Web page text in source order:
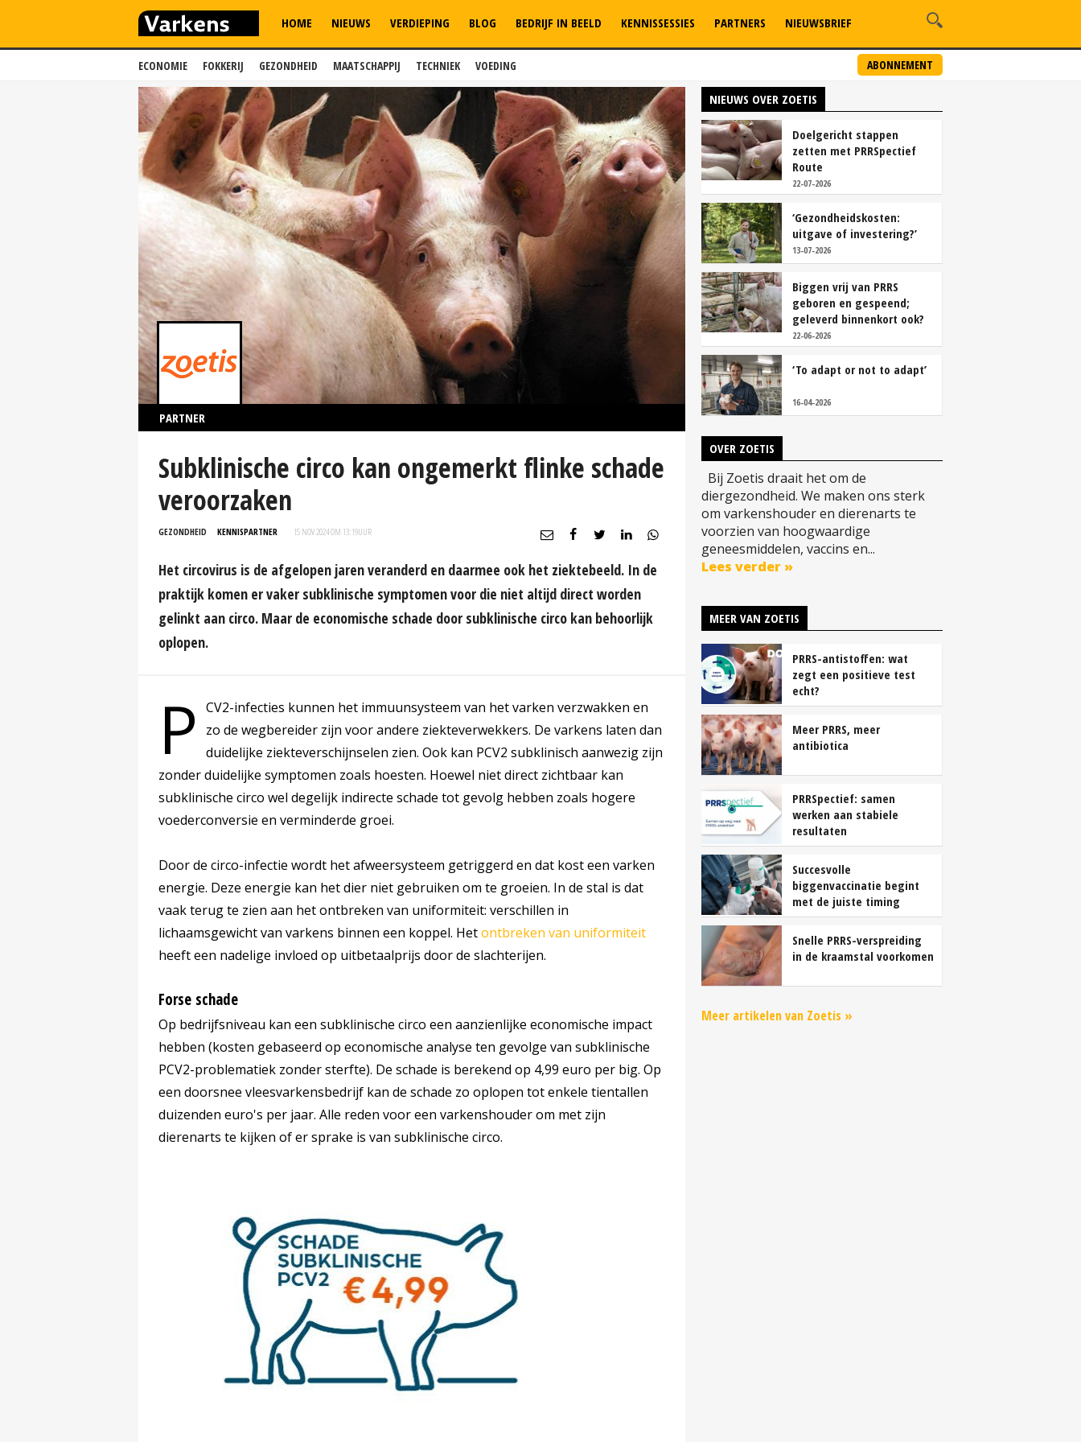
ECONOMIE FOKKERIJ GEZONDHEID MAATSCHAPPIJ TECHNIEK VOEDING ABONNEMENT
HOME NIEUWS VERDIEPING BLOG BEDRIJF IN BEELD KENNISSESSIES PARTNERS NIEUWSBRIEF
PARTNER
Subklinische circo kan ongemerkt flinke schade
veroorzaken
GEZONDHEID KENNISPARTNER 15 NOV 2024 OM 13:19UUR
Het circovirus is de afgelopen jaren veranderd en daarmee ook het ziektebeeld. In de
praktijk komen er vaker subklinische symptomen voor die niet altijd direct worden
gelinkt aan circo. Maar de economische schade door subklinische circo kan behoorlijk
oplopen.
P
CV2-infecties kunnen het immuunsysteem van het varken verzwakken en
zo de wegbereider zijn voor andere ziekteverwekkers. De varkens laten dan
duidelijke ziekteverschijnselen zien. Ook kan PCV2 subklinisch aanwezig zijn
zonder duidelijke symptomen zoals hoesten. Hoewel niet direct zichtbaar kan
subklinische circo wel degelijk indirecte schade tot gevolg hebben zoals hogere
voederconversie en verminderde groei.
Door de circo-infectie wordt het afweersysteem getriggerd en dat kost een varken
energie. Deze energie kan het dier niet gebruiken om te groeien. In de stal is dat
vaak terug te zien aan het ontbreken van uniformiteit: verschillen in
lichaamsgewicht van varkens binnen een koppel. Hetontbreken van uniformiteit
heeft een nadelige invloed op uitbetaalprijs door de slachterijen.
Forse schade
Op bedrijfsniveau kan een subklinische circo een aanzienlijke economische impact
hebben (kosten gebaseerd op economische analyse ten gevolge van subklinische
PCV2-problematiek zonder sterfte). De schade is berekend op 4,99 euro per big. Op
een doorsnee vleesvarkensbedrijf kan de schade zo oplopen tot enkele tientallen
duizenden euro's per jaar. Alle reden voor een varkenshouder om met zijn
dierenarts te kijken of er sprake is van subklinische circo.
NIEUWS OVER ZOETIS
Doelgericht stappen
zetten met PRRSpectief
Route
22-07-2026
‘Gezondheidskosten:
uitgave of investering?’
13-07-2026
Biggen vrij van PRRS
geboren en gespeend;
geleverd binnenkort ook?
22-06-2026
‘To adapt or not to adapt’
16-04-2026
OVER ZOETIS
Bij Zoetis draait het om de
diergezondheid. We maken ons sterk
om varkenshouder en dierenarts te
voorzien van hoogwaardige
geneesmiddelen, vaccins en...
Lees verder »
MEER VAN ZOETIS
PRRS-antistoffen: wat
zegt een positieve test
echt?
Meer PRRS, meer
antibiotica
PRRSpectief: samen
werken aan stabiele
resultaten
Succesvolle
biggenvaccinatie begint
met de juiste timing
Snelle PRRS-verspreiding
in de kraamstal voorkomen
Meer artikelen van Zoetis »